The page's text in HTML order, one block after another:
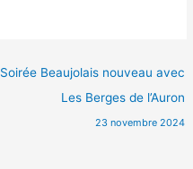
Soirée Beaujolais nouveau avec
Les Berges de l’Auron
23 novembre 2024